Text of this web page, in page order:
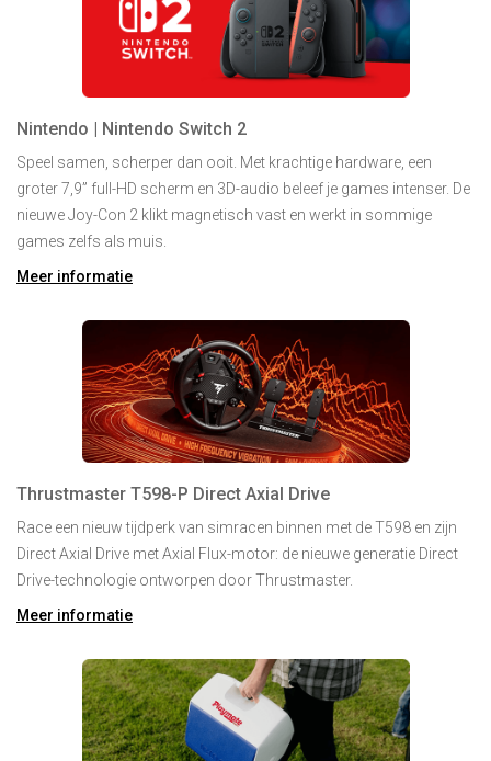
Nintendo | Nintendo Switch 2
Speel samen, scherper dan ooit. Met krachtige hardware, een
groter 7,9” full-HD scherm en 3D-audio beleef je games intenser. De
nieuwe Joy-Con 2 klikt magnetisch vast en werkt in sommige
games zelfs als muis.
Meer informatie
Thrustmaster T598-P Direct Axial Drive
Race een nieuw tijdperk van simracen binnen met de T598 en zijn
Direct Axial Drive met Axial Flux-motor: de nieuwe generatie Direct
Drive-technologie ontworpen door Thrustmaster.
Meer informatie